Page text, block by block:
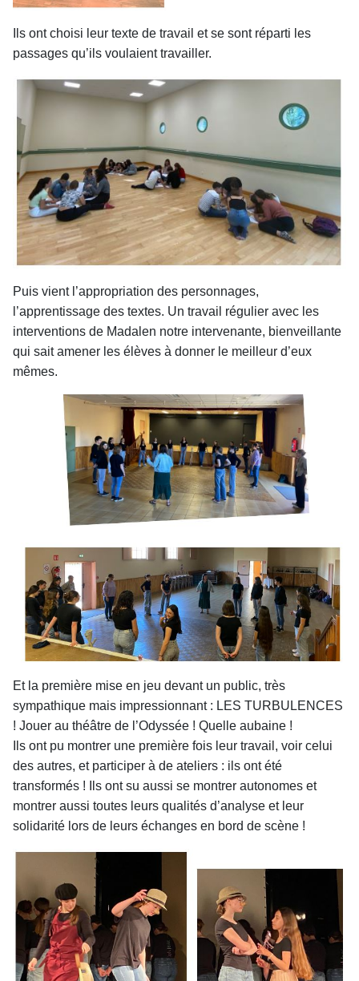
Ils ont choisi leur texte de travail et se sont réparti les
passages qu’ils voulaient travailler.
Puis vient l’appropriation des personnages,
l’apprentissage des textes. Un travail régulier avec les
interventions de Madalen notre intervenante, bienveillante
qui sait amener les élèves à donner le meilleur d’eux
mêmes.
Et la première mise en jeu devant un public, très
sympathique mais impressionnant : LES TURBULENCES
! Jouer au théâtre de l’Odyssée ! Quelle aubaine !
Ils ont pu montrer une première fois leur travail, voir celui
des autres, et participer à de ateliers : ils ont été
transformés ! Ils ont su aussi se montrer autonomes et
montrer aussi toutes leurs qualités d’analyse et leur
solidarité lors de leurs échanges en bord de scène !